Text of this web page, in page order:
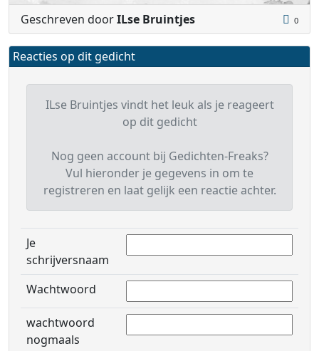
Geschreven doorILse Bruintjes 0
Reacties op dit gedicht
ILse Bruintjes vindt het leuk als je reageert
op dit gedicht
Nog geen account bij Gedichten-Freaks?
Vul hieronder je gegevens in om te
registreren en laat gelijk een reactie achter.
Je
schrijversnaam
Wachtwoord
wachtwoord
nogmaals